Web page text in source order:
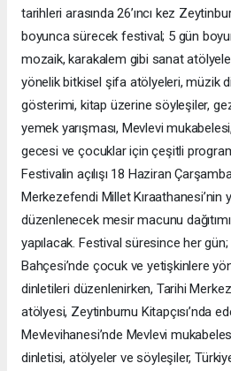
tarihleri arasında 26’ıncı kez
boyunca sürecek festival; 5 gün
mozaik, karakalem gibi sanat
yönelik bitkisel şifa atölyeleri, müzik
gösterimi, kitap üzerine söyleşiler,
yemek yarışması, Mevlevi
gecesi ve çocuklar için çeşitli
Festivalin açılışı 18 Haziran
Merkezefendi Millet Kıraathanesi’nin
düzenlenecek mesir macunu
yapılacak. Festival süresince her
Bahçesi’nde çocuk ve yetişkinlere
dinletileri düzenlenirken, Tarihi
atölyesi, Zeytinburnu Kitapçısı’nda
Mevlevihanesi’nde Mevlevi
dinletisi, atölyeler ve söyleşiler,